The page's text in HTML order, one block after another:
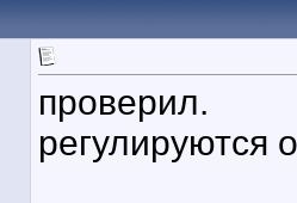
проверил.
регулируются